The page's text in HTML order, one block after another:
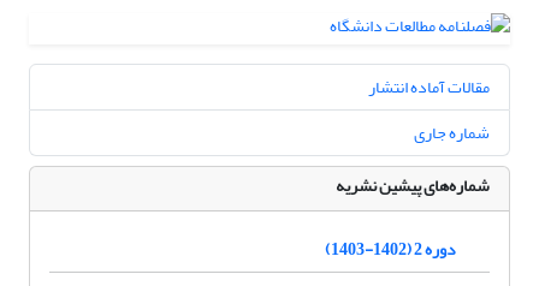
مقالات آماده انتشار
شماره جاری
شماره‌های پیشین نشریه
دوره 2 (1402-1403)